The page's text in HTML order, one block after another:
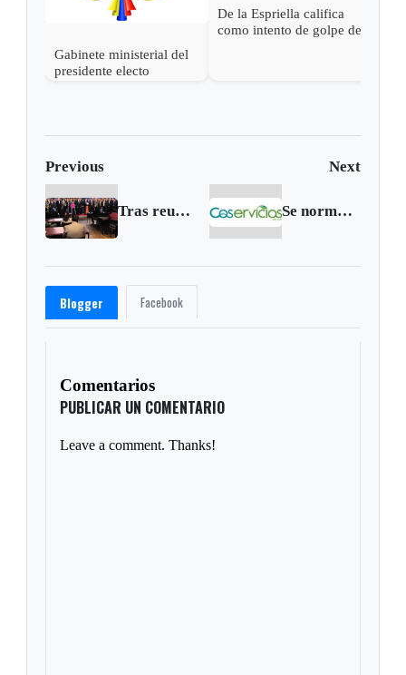
Gabinete ministerial del
presidente electo
De la Espriella califica
como intento de golpe de
Previous Next
Tras reunión de Gobierno se anunció pacto por el agro Se normaliza recolección de residuos en Sogamoso
Blogger Facebook
Comentarios
PUBLICAR UN COMENTARIO
Leave a comment. Thanks!